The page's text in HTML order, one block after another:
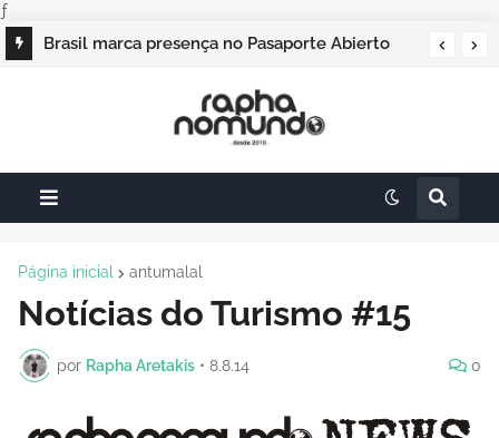
ƒ
Brasil marca presença no Pasaporte Abierto
Campos do Jordão vai sediar o Pasaporte
Página inicial antumalal
Notícias do Turismo #15
por Rapha Aretakis • 8.8.14 0